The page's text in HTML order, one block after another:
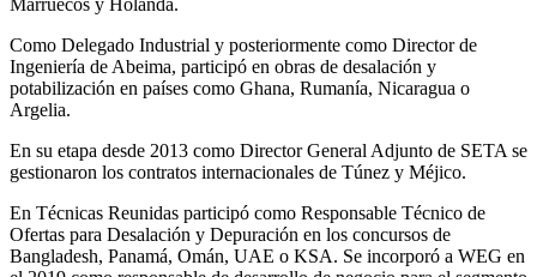
Marruecos y Holanda.
Como Delegado Industrial y posteriormente como Director de
Ingeniería de Abeima, participó en obras de desalación y
potabilización en países como Ghana, Rumanía, Nicaragua o
Argelia.
En su etapa desde 2013 como Director General Adjunto de SETA se
gestionaron los contratos internacionales de Túnez y Méjico.
En Técnicas Reunidas participó como Responsable Técnico de
Ofertas para Desalación y Depuración en los concursos de
Bangladesh, Panamá, Omán, UAE o KSA. Se incorporó a WEG en